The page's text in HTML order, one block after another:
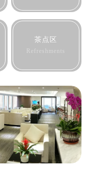
茶点区
Refreshments